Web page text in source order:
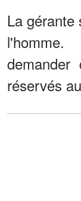
La
réservés